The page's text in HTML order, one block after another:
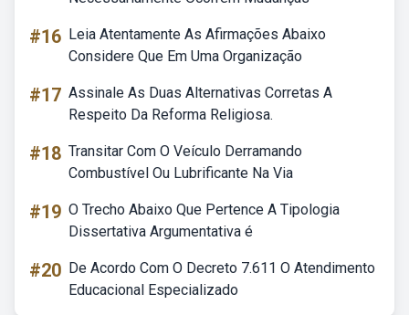
#16 Leia Atentamente As Afirmações Abaixo
Considere Que Em Uma Organização
#17 Assinale As Duas Alternativas Corretas A
Respeito Da Reforma Religiosa.
#18 Transitar Com O Veículo Derramando
Combustível Ou Lubrificante Na Via
#19 O Trecho Abaixo Que Pertence A Tipologia
Dissertativa Argumentativa é
#20 De Acordo Com O Decreto 7.611 O Atendimento
Educacional Especializado